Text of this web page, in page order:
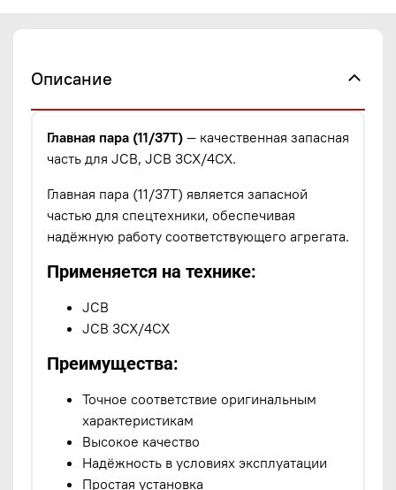
Описание
Главная пара (11/37Т) — качественная запасная
часть для JCB, JCB 3CX/4CX.
Главная пара (11/37Т) является запасной
частью для спецтехники, обеспечивая
надёжную работу соответствующего агрегата.
Применяется на технике:
JCB
JCB 3CX/4CX
Преимущества:
Точное соответствие оригинальным
характеристикам
Высокое качество
Надёжность в условиях эксплуатации
Простая установка